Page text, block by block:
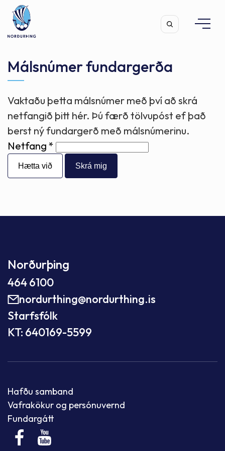
Leita
Málsnúmer fundargerða
Vaktaðu þetta málsnúmer með því að skrá
netfangið þitt hér. Þú færð tölvupóst ef það
berst ný fundargerð með málsnúmerinu.
Netfang
Hætta við
Norðurþing
464 6100
nordurthing@nordurthing.is
Starfsfólk
KT: 640169-5599
Hafðu samband
Vafrakökur og persónuvernd
Fundargátt